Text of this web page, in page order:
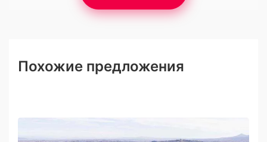
Похожие предложения